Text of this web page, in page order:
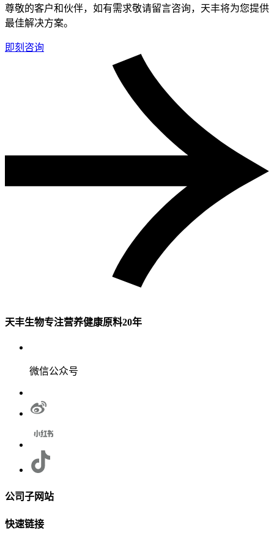
尊敬的客户和伙伴，如有需求敬请留言咨询，天丰将为您提供
最佳解决方案。
即刻咨询
天丰生物专注营养健康原料20年
微信公众号
公司子网站
快速链接